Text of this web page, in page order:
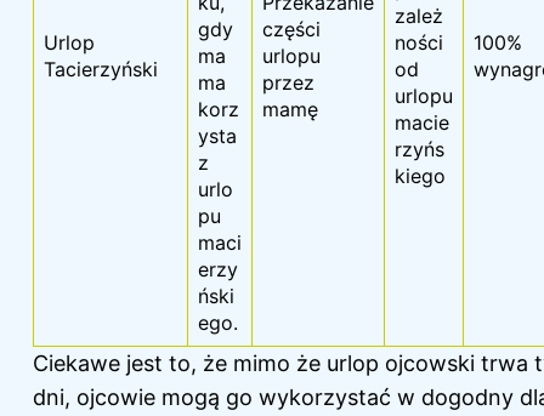
Urlop
Tacierzyński
gdy
ma
ma
korz
ysta
z
urlo
pu
maci
erzy
ński
ego.
części
urlopu
przez
mamę
zależ
ności
od
urlopu
macie
rzyńs
kiego
100%
Ciekawe jest to, że mimo że urlop ojcowski trwa
dni, ojcowie mogą go wykorzystać w dogodny